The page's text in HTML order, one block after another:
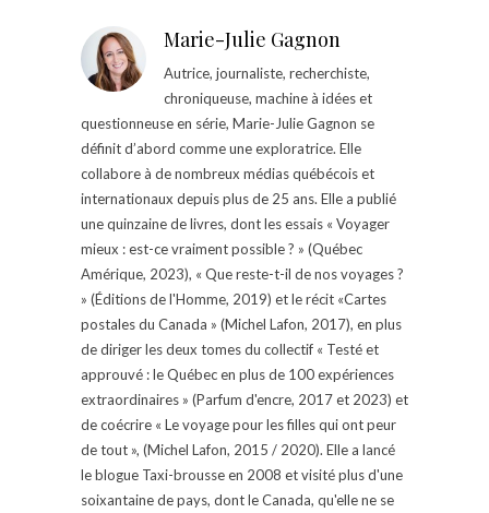
Marie-Julie Gagnon
Autrice, journaliste, recherchiste,
chroniqueuse, machine à idées et
questionneuse en série, Marie-Julie Gagnon se
définit d’abord comme une exploratrice. Elle
collabore à de nombreux médias québécois et
internationaux depuis plus de 25 ans. Elle a publié
une quinzaine de livres, dont les essais « Voyager
mieux : est-ce vraiment possible ? » (Québec
Amérique, 2023), « Que reste-t-il de nos voyages ?
» (Éditions de l'Homme, 2019) et le récit «Cartes
postales du Canada » (Michel Lafon, 2017), en plus
de diriger les deux tomes du collectif « Testé et
approuvé : le Québec en plus de 100 expériences
extraordinaires » (Parfum d'encre, 2017 et 2023) et
de coécrire « Le voyage pour les filles qui ont peur
de tout », (Michel Lafon, 2015 / 2020). Elle a lancé
le blogue Taxi-brousse en 2008 et visité plus d'une
soixantaine de pays, dont le Canada, qu'elle ne se